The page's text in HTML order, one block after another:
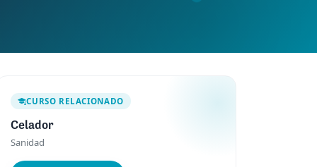
CURSO RELACIONADO
Celador
Sanidad